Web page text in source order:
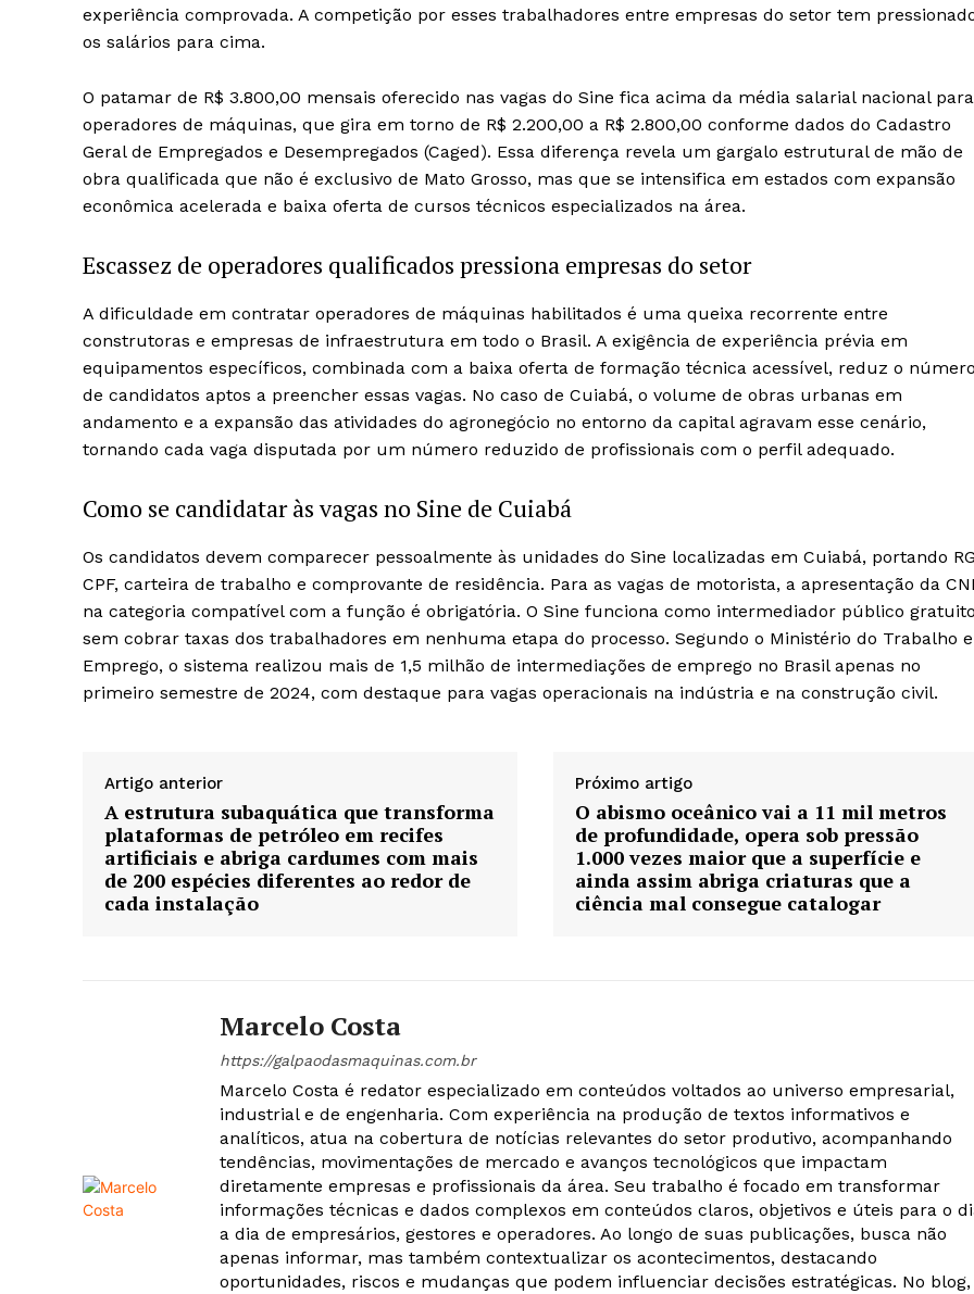
experiência comprovada. A competição por esses trabalhadores entre empresas do setor tem
os salários para cima.
O patamar de R$ 3.800,00 mensais oferecido nas vagas do Sine fica acima da média salarial nacional para
operadores de máquinas, que gira em torno de R$ 2.200,00 a R$ 2.800,00 conforme dados do Cadastro
Geral de Empregados e Desempregados (Caged). Essa diferença revela um gargalo estrutural de mão de
obra qualificada que não é exclusivo de Mato Grosso, mas que se intensifica em estados com expansão
econômica acelerada e baixa oferta de cursos técnicos especializados na área.
Escassez de operadores qualificados pressiona empresas do setor
A dificuldade em contratar operadores de máquinas habilitados é uma queixa recorrente entre
construtoras e empresas de infraestrutura em todo o Brasil. A exigência de experiência prévia em
equipamentos específicos, combinada com a baixa oferta de formação técnica acessível, reduz o
de candidatos aptos a preencher essas vagas. No caso de Cuiabá, o volume de obras urbanas em
andamento e a expansão das atividades do agronegócio no entorno da capital agravam esse cenário,
tornando cada vaga disputada por um número reduzido de profissionais com o perfil adequado.
Como se candidatar às vagas no Sine de Cuiabá
Os candidatos devem comparecer pessoalmente às unidades do Sine localizadas em Cuiabá, portando
CPF, carteira de trabalho e comprovante de residência. Para as vagas de motorista, a apresentação da
na categoria compatível com a função é obrigatória. O Sine funciona como intermediador público
sem cobrar taxas dos trabalhadores em nenhuma etapa do processo. Segundo o Ministério do Trabalho e
Emprego, o sistema realizou mais de 1,5 milhão de intermediações de emprego no Brasil apenas no
primeiro semestre de 2024, com destaque para vagas operacionais na indústria e na construção civil.
Artigo anterior
A estrutura subaquática que transforma
plataformas de petróleo em recifes
artificiais e abriga cardumes com mais
de 200 espécies diferentes ao redor de
cada instalação
Próximo artigo
O abismo oceânico vai a 11 mil metros
de profundidade, opera sob pressão
1.000 vezes maior que a superfície e
ainda assim abriga criaturas que a
ciência mal consegue catalogar
Marcelo Costa
https://galpaodasmaquinas.com.br
Marcelo Costa é redator especializado em conteúdos voltados ao universo empresarial,
industrial e de engenharia. Com experiência na produção de textos informativos e
analíticos, atua na cobertura de notícias relevantes do setor produtivo, acompanhando
tendências, movimentações de mercado e avanços tecnológicos que impactam
diretamente empresas e profissionais da área. Seu trabalho é focado em transformar
informações técnicas e dados complexos em conteúdos claros, objetivos e úteis para o
a dia de empresários, gestores e operadores. Ao longo de suas publicações, busca não
apenas informar, mas também contextualizar os acontecimentos, destacando
oportunidades, riscos e mudanças que podem influenciar decisões estratégicas. No blog,